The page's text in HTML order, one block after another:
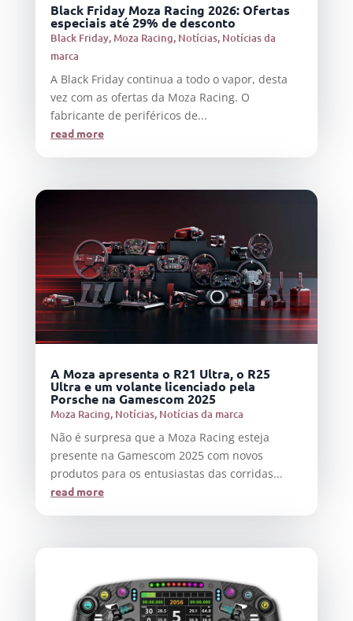
Black Friday Moza Racing 2026: Ofertas
especiais até 29% de desconto
Black Friday,Moza Racing, Notícias, Notícias da
marca
A Black Friday continua a todo o vapor, desta
vez com as ofertas da Moza Racing. O
fabricante de periféricos de...
read more
A Moza apresenta o R21 Ultra, o R25
Ultra e um volante licenciado pela
Porsche na Gamescom 2025
Moza Racing, Notícias, Notícias da marca
Não é surpresa que a Moza Racing esteja
presente na Gamescom 2025 com novos
produtos para os entusiastas das corridas...
read more